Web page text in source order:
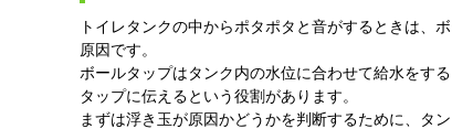
トイレタンクの中からポタポタと音がするときは、
原因です。
ボールタップはタンク内の水位に合わせて給水をす
タップに伝えるという役割があります。
まずは浮き玉が原因かどうかを判断するために、タ